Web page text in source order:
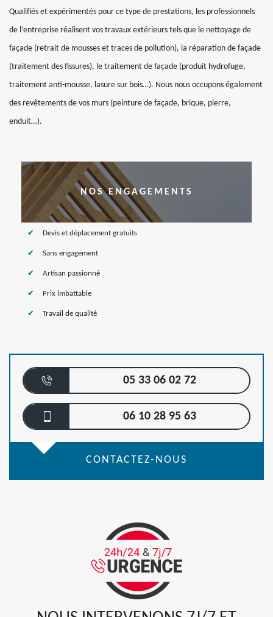
Qualifiés et expérimentés pour ce type de prestations, les professionnels
de l’entreprise réalisent vos travaux extérieurs tels que le nettoyage de
façade (retrait de mousses et traces de pollution), la réparation de façade
(traitement des fissures), le traitement de façade (produit hydrofuge,
traitement anti-mousse, lasure sur bois…). Nous nous occupons également
des revêtements de vos murs (peinture de façade, brique, pierre,
enduit…).
NOS ENGAGEMENTS
Devis et déplacement gratuits
Sans engagement
Artisan passionné
Prix imbattable
Travail de qualité
05 33 06 02 72
06 10 28 95 63
CONTACTEZ-NOUS